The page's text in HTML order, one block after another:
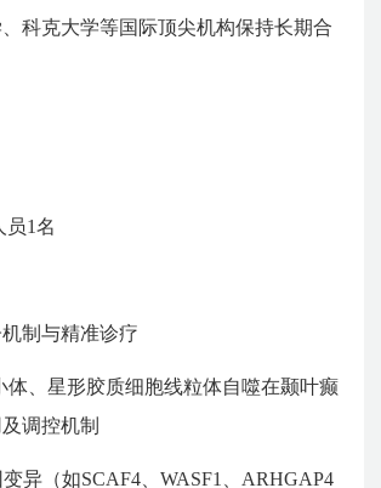
科克大学等国际顶尖机构保持长期合
员1名
制与精准诊疗
体、星形胶质细胞线粒体自噬在颞叶癫
调控机制
异（如SCAF4、WASF1、ARHGAP4